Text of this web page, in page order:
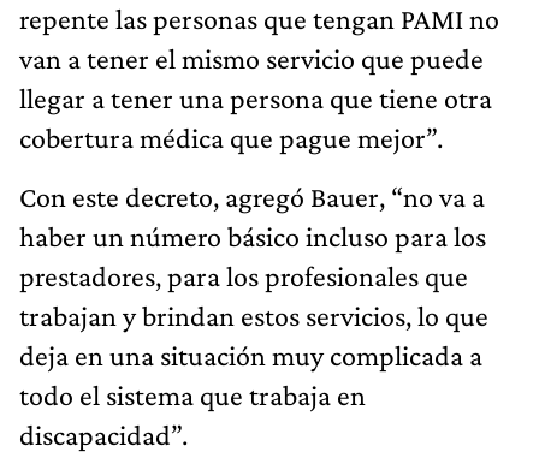
repente las personas que tengan PAMI no
van a tener el mismo servicio que puede
llegar a tener una persona que tiene otra
cobertura médica que pague mejor”.
Con este decreto, agregó Bauer, “no va a
haber un número básico incluso para los
prestadores, para los profesionales que
trabajan y brindan estos servicios, lo que
deja en una situación muy complicada a
todo el sistema que trabaja en
discapacidad”.